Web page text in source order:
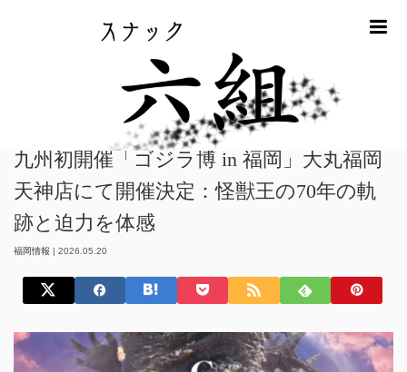
九州初開催「ゴジラ博 in 福岡」大丸福岡天神店にて開
催決定：怪獣王の70年の軌跡と迫力を体感
九州初開催「ゴジラ博 in 福岡」大丸福岡
天神店にて開催決定：怪獣王の70年の軌
跡と迫力を体感
福岡情報 | 2026.05.20